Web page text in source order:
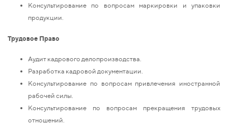
Консультирование по вопросам маркировки и упаковки
продукции.
Трудовое Право
Аудит кадрового делопроизводства.
Разработка кадровой документации.
Консультирование по вопросам привлечения иностранной
рабочей силы.
Консультирование по вопросам прекращения трудовых
отношений.